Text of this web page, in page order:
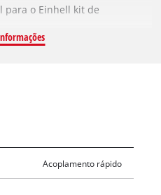
para o Einhell kit de
pode suportar uma pressão
Acoplamento rápido